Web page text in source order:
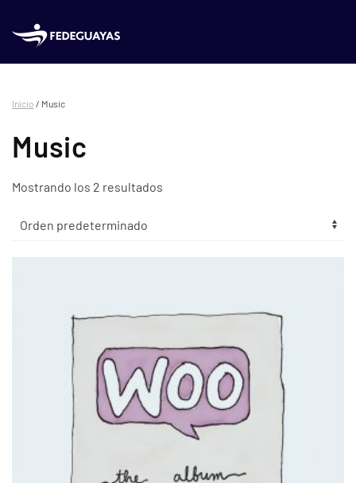
Skip to main content
Inicio / Music
Music
Mostrando los 2 resultados